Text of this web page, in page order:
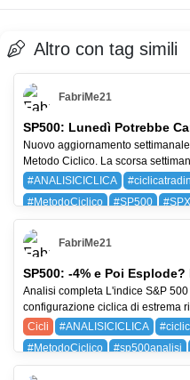
Altro con tag simili
FabriMe21
SP500: Lunedì Potrebbe
Nuovo aggiornamento
Metodo Ciclico. La scorsa
#ANALISICICLICA
#MetodoCiclico
#SP500
#SPX
BAYG (BAYER AG)
SPX (SP
FabriMe21
SP500: -4% e Poi
Analisi completa L'indice S&P
configurazione ciclica di estrema
Cicli
#ANALISICICLICA
#MetodoCiclico
#sp500analisi
SPX (SP 500)